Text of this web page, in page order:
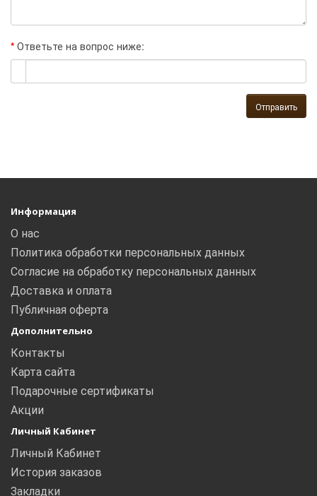
Ответьте на вопрос ниже:
Отправить
Информация
О нас
Политика обработки персональных данных
Согласие на обработку персональных данных
Доставка и оплата
Публичная оферта
Дополнительно
Контакты
Карта сайта
Подарочные сертификаты
Акции
Личный Кабинет
Личный Кабинет
История заказов
Закладки